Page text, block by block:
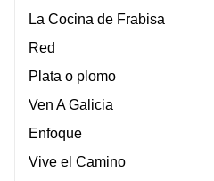
La Cocina de Frabisa
Red
Plata o plomo
Ven A Galicia
Enfoque
Vive el Camino